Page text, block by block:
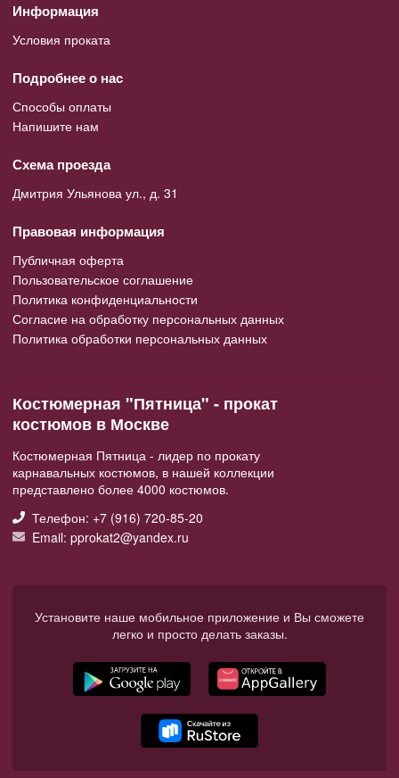
Информация
Условия проката
Подробнее о нас
Способы оплаты
Напишите нам
Схема проезда
Дмитрия Ульянова ул., д. 31
Правовая информация
Публичная оферта
Пользовательское соглашение
Политика конфиденциальности
Согласие на обработку персональных данных
Политика обработки персональных данных
Костюмерная "Пятница" - прокат
костюмов в Москве
Костюмерная Пятница - лидер по прокату
карнавальных костюмов, в нашей коллекции
представлено более 4000 костюмов.
Телефон: +7 (916) 720-85-20
Email: pprokat2@yandex.ru
Установите наше мобильное приложение и Вы сможете
легко и просто делать заказы.